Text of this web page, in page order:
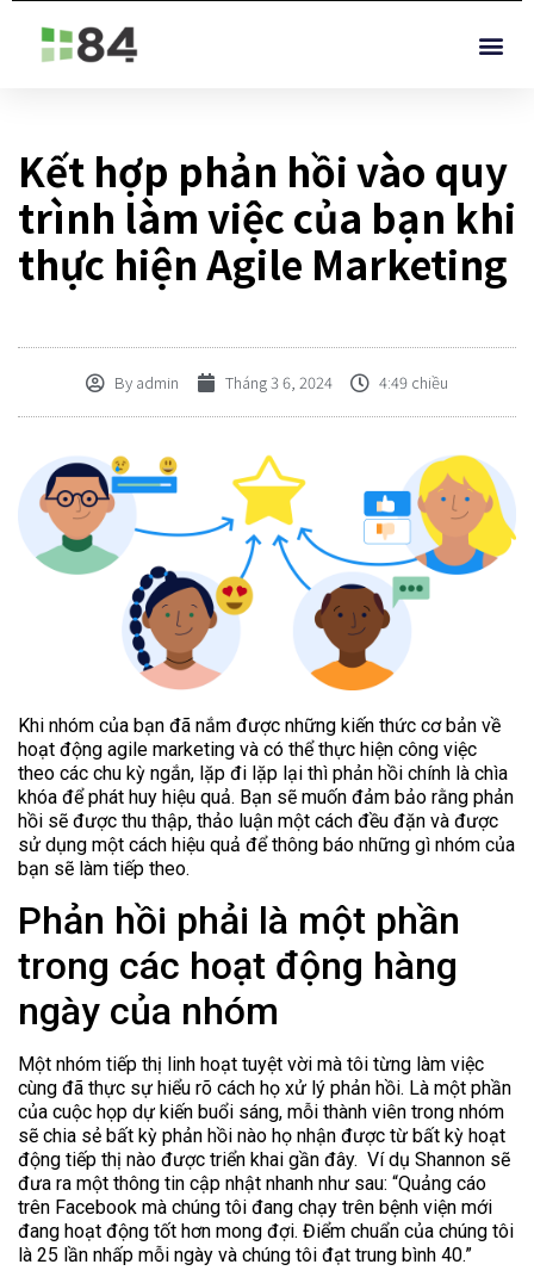
Kết hợp phản hồi vào quy
trình làm việc của bạn khi
thực hiện Agile Marketing
By admin Tháng 3 6, 2024 4:49 chiều
Khi nhóm của bạn đã nắm được những kiến thức cơ bản về
hoạt động agile marketing và có thể thực hiện công việc
theo các chu kỳ ngắn, lặp đi lặp lại thì phản hồi chính là chìa
khóa để phát huy hiệu quả. Bạn sẽ muốn đảm bảo rằng phản
hồi sẽ được thu thập, thảo luận một cách đều đặn và được
sử dụng một cách hiệu quả để thông báo những gì nhóm của
bạn sẽ làm tiếp theo.
Phản hồi phải là một phần
trong các hoạt động hàng
ngày của nhóm
Một nhóm tiếp thị linh hoạt tuyệt vời mà tôi từng làm việc
cùng đã thực sự hiểu rõ cách họ xử lý phản hồi. Là một phần
của cuộc họp dự kiến buổi sáng, mỗi thành viên trong nhóm
sẽ chia sẻ bất kỳ phản hồi nào họ nhận được từ bất kỳ hoạt
động tiếp thị nào được triển khai gần đây. Ví dụ Shannon sẽ
đưa ra một thông tin cập nhật nhanh như sau: “Quảng cáo
trên Facebook mà chúng tôi đang chạy trên bệnh viện mới
đang hoạt động tốt hơn mong đợi. Điểm chuẩn của chúng tôi
là 25 lần nhấp mỗi ngày và chúng tôi đạt trung bình 40.”